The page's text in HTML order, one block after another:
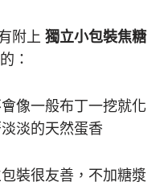
附上 獨立小包裝焦糖
：
像一般布丁一挖就化
淡的天然蛋香
裝很友善，不加糖漿